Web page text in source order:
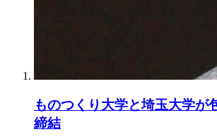
ものつくり大学と埼玉大学が
締結